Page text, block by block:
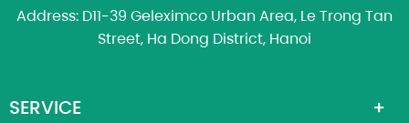
Address: D11-39 Geleximco Urban Area, Le Trong Tan
Street, Ha Dong District, Hanoi
SERVICE